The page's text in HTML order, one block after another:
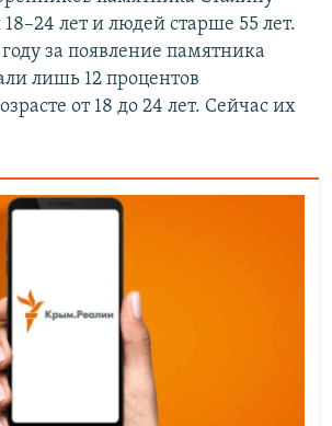
лет и людей старше 55 лет.
за появление памятника
лишь 12 процентов
от 18 до 24 лет. Сейчас их